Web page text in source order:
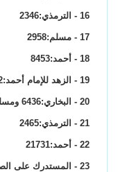
16 - الترمذي:2346
17 - مسلم:2958
18 - أحمد:8453
19 - الزهد للإمام أحمد:52
20 - البخاري:6436 ومسلم:1048
21 - الترمذي:2465
22 - أحمد:21731
23 - المستدرك على الصحيحين:2386